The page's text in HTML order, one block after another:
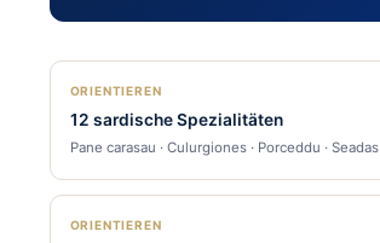
ORIENTIEREN
12 sardische Spezialitäten
Pane carasau · Culurgiones · Porceddu · Seadas
ORIENTIEREN